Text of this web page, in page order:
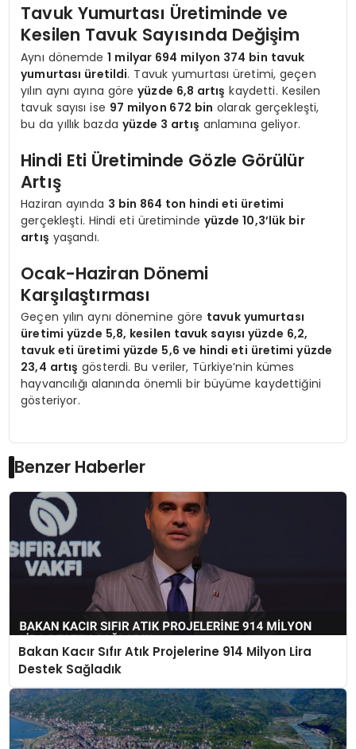
Tavuk Yumurtası Üretiminde ve
Kesilen Tavuk Sayısında Değişim
Aynı dönemde1 milyar 694 milyon 374 bin tavuk
yumurtası üretildi. Tavuk yumurtası üretimi, geçen
yılın aynı ayına göreyüzde 6,8 artış kaydetti. Kesilen
tavuk sayısı ise 97 milyon 672 bin olarak gerçekleşti,
bu da yıllık bazda yüzde 3 artış anlamına geliyor.
Hindi Eti Üretiminde Gözle Görülür
Artış
Haziran ayında 3 bin 864 ton hindi eti üretimi
gerçekleşti. Hindi eti üretiminde yüzde 10,3’lük bir
artış yaşandı.
Ocak-Haziran Dönemi
Karşılaştırması
Geçen yılın aynı dönemine göre tavuk yumurtası
üretimi yüzde 5,8, kesilen tavuk sayısı yüzde 6,2,
tavuk eti üretimi yüzde 5,6 ve hindi eti üretimi yüzde
23,4 artış gösterdi. Bu veriler, Türkiye’nin kümes
hayvancılığı alanında önemli bir büyüme kaydettiğini
gösteriyor.
Benzer Haberler
Bakan Kacır Sıfır Atık Projelerine 914 Milyon Lira
Destek Sağladık